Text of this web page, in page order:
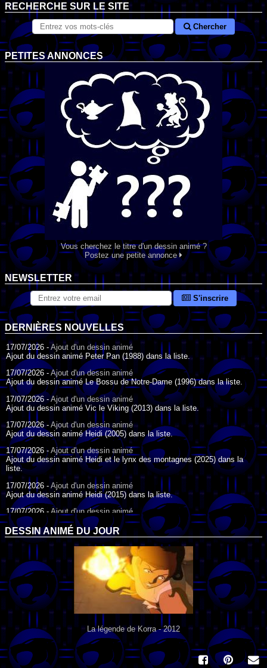
RECHERCHE SUR LE SITE
Chercher
PETITES ANNONCES
Vous cherchez le titre d'un dessin animé ?
Postez une petite annonce
NEWSLETTER
S'inscrire
DERNIÈRES NOUVELLES
17/07/2026 - Ajout d'un dessin animé
Ajout du dessin animé Peter Pan (1988) dans la liste.
17/07/2026 - Ajout d'un dessin animé
Ajout du dessin animé Le Bossu de Notre-Dame (1996) dans la liste.
17/07/2026 -Ajout d'un dessin animé
Ajout du dessin animé Vic le Viking (2013) dans la liste.
17/07/2026 -Ajout d'un dessin animé
Ajout du dessin animé Heidi (2005) dans la liste.
17/07/2026 - Ajout d'un dessin animé
Ajout du dessin animé Heidi et le lynx des montagnes (2025) dans la
liste.
17/07/2026 - Ajout d'un dessin animé
Ajout du dessin animé Heidi (2015) dans la liste.
17/07/2026 - Ajout d'un dessin animé
Ajout du dessin animé Heidi (1995) dans la liste.
09/07/2026 -Ajout d'un dessin animé
Ajout du dessin animé Genki l'Aventurier de la Chance (2006) dans la
04/07/2026 -Ajout d'un dessin animé
Ajout du dessin animé Vilain Petit Canard (2000) dans la liste.
04/07/2026 -Ajout d'un dessin animé
Ajout du dessin animé Le Noël du vilain petit canard (2003) dans la liste.
DESSIN ANIMÉ DU JOUR
La légende de Korra - 2012